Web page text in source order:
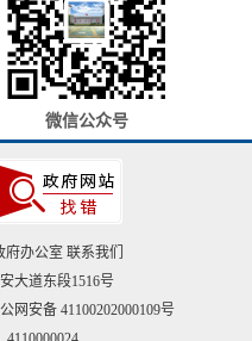
微信公众号
府办公室 联系我们
大道东段1516号
网安备 41100202000109号